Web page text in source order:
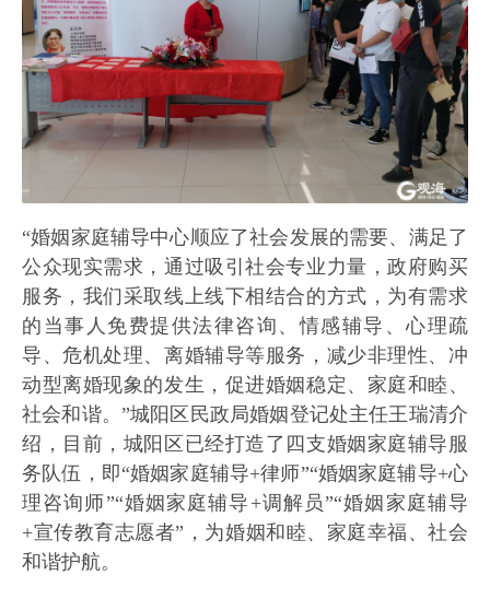
“婚姻家庭辅导中心顺应了社会发展的需要、满足了
公众现实需求，通过吸引社会专业力量，政府购买
服务，我们采取线上线下相结合的方式，为有需求
的当事人免费提供法律咨询、情感辅导、心理疏
导、危机处理、离婚辅导等服务，减少非理性、冲
动型离婚现象的发生，促进婚姻稳定、家庭和睦、
社会和谐。”城阳区民政局婚姻登记处主任王瑞清介
绍，目前，城阳区已经打造了四支婚姻家庭辅导服
务队伍，即“婚姻家庭辅导+律师”“婚姻家庭辅导+心
理咨询师”“婚姻家庭辅导+调解员”“婚姻家庭辅导
+宣传教育志愿者”，为婚姻和睦、家庭幸福、社会
和谐护航。